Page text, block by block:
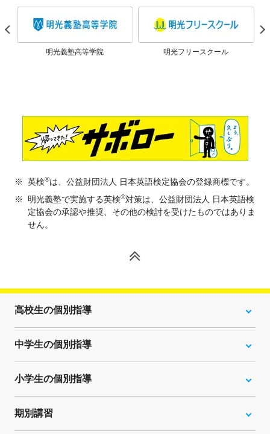
明光義塾高等学院 明光フリースクール
※ 英検®は、公益財団法人 日本英語検定協会の登録商標です。
※
明光義塾で実施する英検®対策は、公益財団法人 日本英語検
定協会の承認や推奨、その他の検討を受けたものではありま
せん。
高校生の個別指導
中学生の個別指導
小学生の個別指導
期別講習